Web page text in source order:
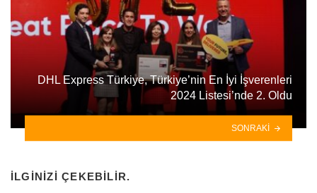
DHL Express Türkiye, Türkiye’nin En İyi İşverenleri
2024 Listesi’nde 2. Oldu
SONRAKI
İLGINIZI ÇEKEBILIR.